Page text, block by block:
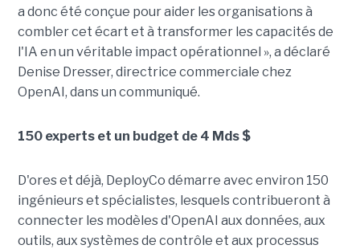
a donc été conçue pour aider les organisations à
combler cet écart et à transformer les capacités de
l'IA en un véritable impact opérationnel », a déclaré
Denise Dresser, directrice commerciale chez
OpenAI, dans un communiqué.
150 experts et un budget de 4 Mds $
D'ores et déjà, DeployCo démarre avec environ 150
ingénieurs et spécialistes, lesquels contribueront à
connecter les modèles d'OpenAI aux données, aux
outils, aux systèmes de contrôle et aux processus